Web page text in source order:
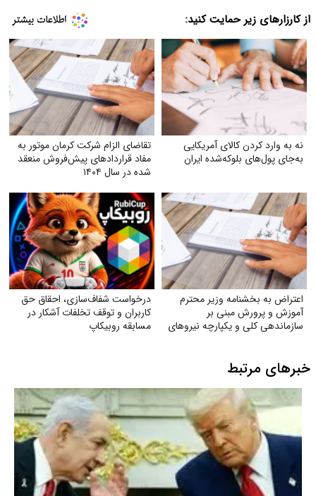
از کارزارهای زیر حمایت کنید:
نه به وارد کردن کالای آمریکایی
به‌جای پول‌های بلوکه‌شده ایران
تقاضای الزام شرکت کرمان موتور به
مفاد قراردادهای پیش‌فروش منعقد
شده در سال ۱۴۰۴
اعتراض به بخشنامه وزیر محترم
آموزش و پرورش مبنی بر
سازماندهی کلی و یکپارچه نیروهای
درخواست شفاف‌سازی، احقاق حق
کاربران و توقف تخلفات آشکار در
مسابقه روبیکاپ
خبرهای مرتبط